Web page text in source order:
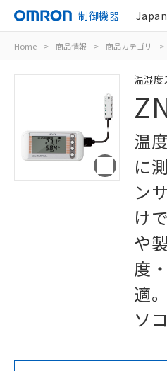
制御機器 Japan
Home > 商品情報 > 商品カテゴリ >
温湿度
温
に
ン
け
や
度
適
ソ